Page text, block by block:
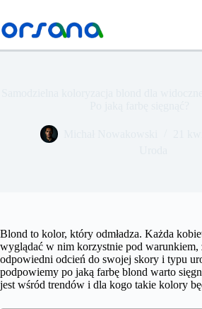
treści
Blond to kolor, który odmładza. Każda
wyglądać w nim korzystnie pod warunkiem,
odpowiedni odcień do swojej skory i typu
podpowiemy po jaką farbę blond warto
jest wśród trendów i dla kogo takie kolory